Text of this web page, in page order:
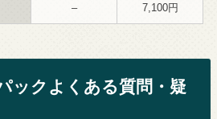
– 7,100円
ックよくある質問・疑